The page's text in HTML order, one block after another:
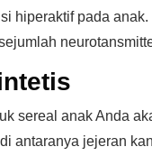
hiperaktif pada
sereal anak Anda
antaranya jejeran